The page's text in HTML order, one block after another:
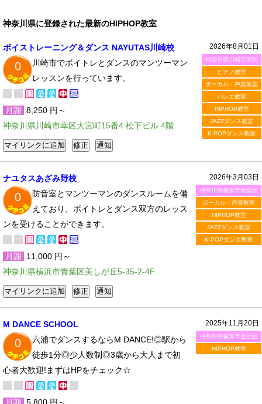
神奈川県に登録された最新のHIPHOP教室
2026年8月01日
神奈川県川崎市幸区
ピアノ教室
ボーカル・声楽教室
バレエ教室
HIPHOP教室
JAZZダンス教室
K-POPダンス教室
ボイストレーニング＆ダンス NAYUTAS川崎校
0
川崎市でボイトレとダンスのマンツーマン
レッスンを行っています。
月謝 8,250 円～
神奈川県川崎市幸区大宮町15番4 松下ビル 4階
2026年3月03日
神奈川県横浜市青葉区
ボーカル・声楽教室
HIPHOP教室
JAZZダンス教室
K-POPダンス教室
ナユタスあざみ野校
0
防音室とマンツーマンのダンスルームを備
えており、ボイトレとダンス双方のレッス
ンを受けることができます。
月謝 11,000 円～
神奈川県横浜市青葉区美しが丘5-35-2-4F
2025年11月20日
神奈川県横浜市金沢区
HIPHOP教室
M DANCE SCHOOL
0
六浦でダンスするならM DANCE!◎駅から
徒歩1分◎少人数制◎3歳から大人まで初
心者大歓迎!まずはHPをチェック☆